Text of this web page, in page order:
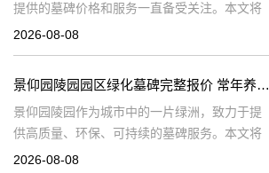
提供的墓碑价格和服务一直备受关注。本文将
深入探讨景仰园陵园园区主流墓碑的价格体
尽
2026-08-08
景仰园陵园园区绿化墓碑完整报价 常年养护不收取额外费用详解与专属优惠活动介绍
景仰园陵园作为城市中的一片绿洲，致力于提
供高质量、环保、可持续的墓碑服务。本文将
详细解析景仰园陵园园区绿化墓碑的完整报
2026-08-08